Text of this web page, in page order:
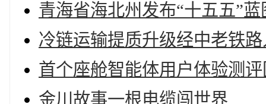
青海省海北州发布“十五五”
冷链运输提质升级经中老铁
首个座舱智能体用户体验测
金川故事一根电缆闯世界